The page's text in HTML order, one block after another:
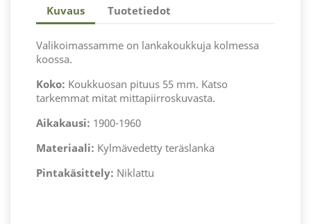
Kuvaus Tuotetiedot
Valikoimassamme on lankakoukkuja kolmessa
koossa.
Koko: Koukkuosan pituus 55 mm. Katso
tarkemmat mitat mittapiirroskuvasta.
Aikakausi: 1900-1960
Materiaali: Kylmävedetty teräslanka
Pintakäsittely: Niklattu